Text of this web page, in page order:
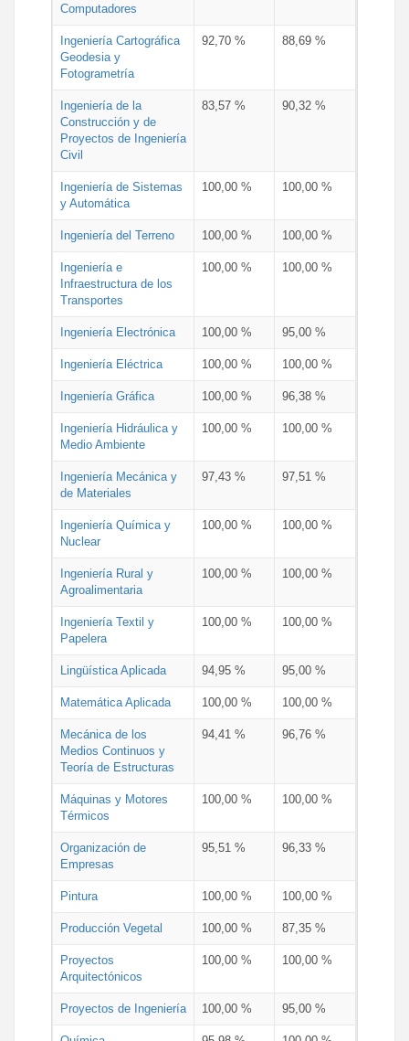
Computadores
Ingeniería Cartográfica
Geodesia y
Fotogrametría
92,70 % 88,69 %
Ingeniería de la
Construcción y de
Proyectos de Ingeniería
Civil
83,57 % 90,32 %
Ingeniería de Sistemas
y Automática
100,00 % 100,00 %
Ingeniería del Terreno 100,00 % 100,00 %
Ingeniería e
Infraestructura de los
Transportes
100,00 % 100,00 %
Ingeniería Electrónica 100,00 % 95,00 %
Ingeniería Eléctrica 100,00 % 100,00 %
Ingeniería Gráfica 100,00 % 96,38 %
Ingeniería Hidráulica y
Medio Ambiente
100,00 % 100,00 %
Ingeniería Mecánica y
de Materiales
97,43 % 97,51 %
Ingeniería Química y
Nuclear
100,00 % 100,00 %
Ingeniería Rural y
Agroalimentaria
100,00 % 100,00 %
Ingeniería Textil y
Papelera
100,00 % 100,00 %
Lingüística Aplicada 94,95 % 95,00 %
Matemática Aplicada 100,00 % 100,00 %
Mecánica de los
Medios Continuos y
Teoría de Estructuras
94,41 % 96,76 %
Máquinas y Motores
Térmicos
100,00 % 100,00 %
Organización de
Empresas
95,51 % 96,33 %
Pintura 100,00 % 100,00 %
Producción Vegetal 100,00 % 87,35 %
Proyectos
Arquitectónicos
100,00 % 100,00 %
Proyectos de Ingeniería 100,00 % 95,00 %